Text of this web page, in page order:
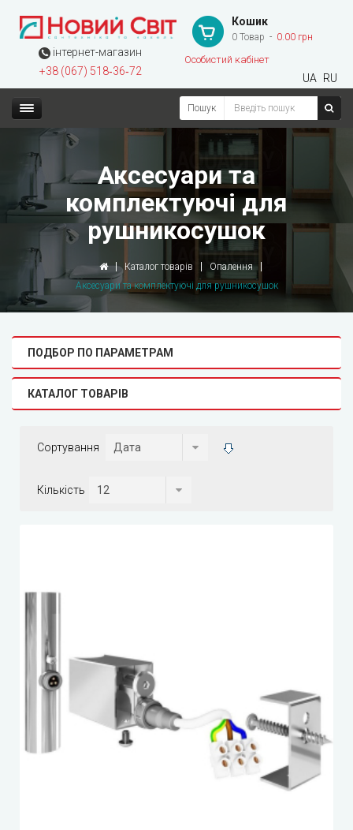
інтернет-магазин
+38 (067) 518‑36‑72
Кошик
0 Товар 0.00 грн
Особистий кабінет
UA RU
Пошук
Аксесуари та
комплектуючі для
рушникосушок
Каталог товарів
Опалення
Аксесуари та комплектуючі для рушникосушок
ПОДБОР ПО ПАРАМЕТРАМ
КАТАЛОГ ТОВАРІВ
Сортування
Кількість